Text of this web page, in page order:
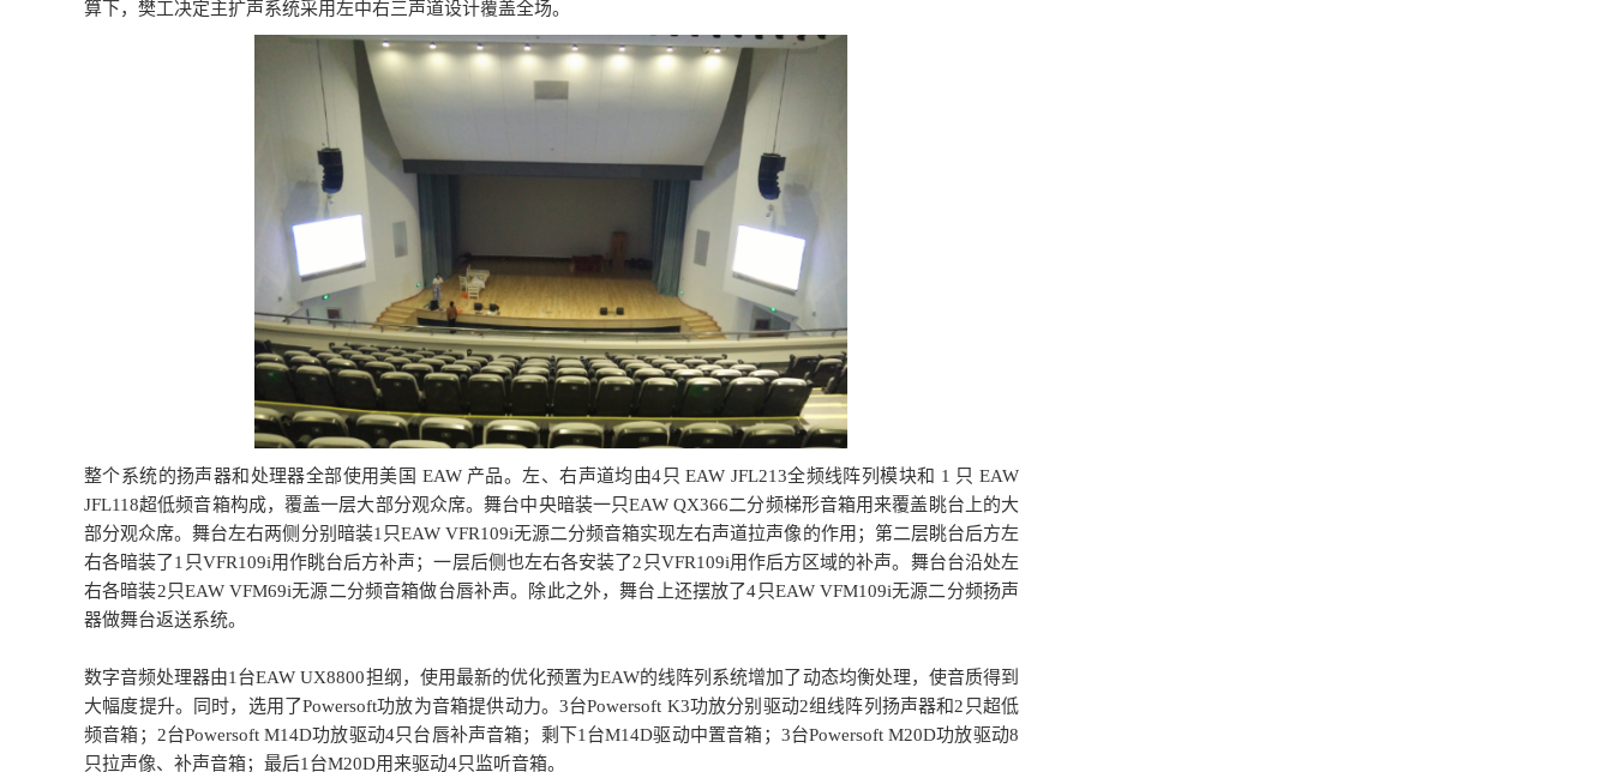
算下，樊工决定主扩声系统采用左中右三声道设计覆盖全场。
整个系统的扬声器和处理器全部使用美国 EAW 产品。左、右声道均由4只 EAW JFL213全频线阵列模块和 1 只 EAW
JFL118超低频音箱构成，覆盖一层大部分观众席。舞台中央暗装一只EAW QX366二分频梯形音箱用来覆盖眺台上的大
部分观众席。舞台左右两侧分别暗装1只EAW VFR109i无源二分频音箱实现左右声道拉声像的作用；第二层眺台后方左
右各暗装了1只VFR109i用作眺台后方补声；一层后侧也左右各安装了2只VFR109i用作后方区域的补声。舞台台沿处左
右各暗装2只EAW VFM69i无源二分频音箱做台唇补声。除此之外，舞台上还摆放了4只EAW VFM109i无源二分频扬声
器做舞台返送系统。
数字音频处理器由1台EAW UX8800担纲，使用最新的优化预置为EAW的线阵列系统增加了动态均衡处理，使音质得到
大幅度提升。同时，选用了Powersoft功放为音箱提供动力。3台Powersoft K3功放分别驱动2组线阵列扬声器和2只超低
频音箱；2台Powersoft M14D功放驱动4只台唇补声音箱；剩下1台M14D驱动中置音箱；3台Powersoft M20D功放驱动8
只拉声像、补声音箱；最后1台M20D用来驱动4只监听音箱。